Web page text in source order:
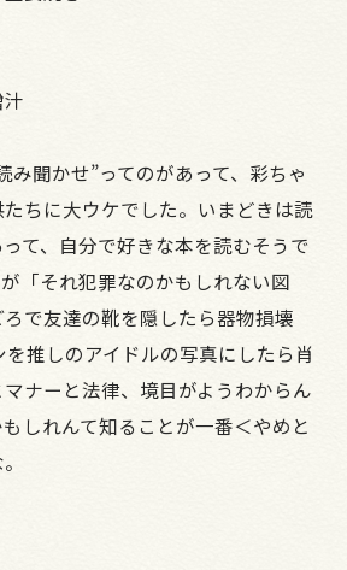
み聞かせ”ってのがあって、彩ちゃ
ちに大ウケでした。いまどきは読
て、自分で好きな本を読むそうで
「それ犯罪なのかもしれない図
で友達の靴を隠したら器物損壊
推しのアイドルの写真にしたら肖
ナーと法律、境目がようわからん
しれんて知ることが一番＜やめと